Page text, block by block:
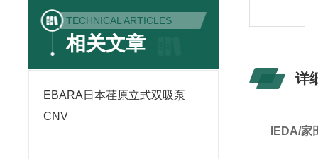
TECHNICAL ARTICLES
相关文章
​EBARA日本荏原立式双吸泵
CNV
详
IEDA/家